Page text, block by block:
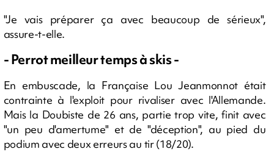
"Je vais préparer ça avec beaucoup de sérieux",
assure-t-elle.
- Perrot meilleur temps à skis -
En embuscade, la Française Lou Jeanmonnot était
contrainte à l'exploit pour rivaliser avec l'Allemande.
Mais la Doubiste de 26 ans, partie trop vite, finit avec
"un peu d'amertume" et de "déception", au pied du
podium avec deux erreurs au tir (18/20).